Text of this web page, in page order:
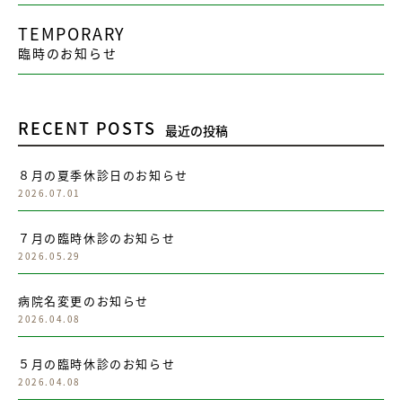
TEMPORARY
臨時のお知らせ
RECENT POSTS 最近の投稿
８月の夏季休診日のお知らせ
2026.07.01
７月の臨時休診のお知らせ
2026.05.29
病院名変更のお知らせ
2026.04.08
５月の臨時休診のお知らせ
2026.04.08